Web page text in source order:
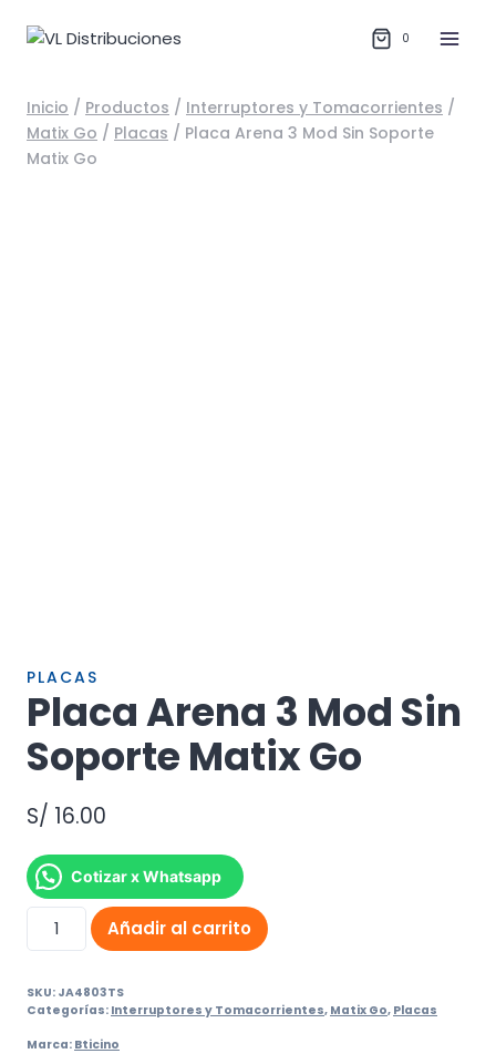
0
Inicio / Productos / Interruptores y Tomacorrientes /
Matix Go / Placas / Placa Arena 3 Mod Sin Soporte
Matix Go
PLACAS
Placa Arena 3 Mod Sin
Soporte Matix Go
S/ 16.00
Cotizar x Whatsapp
Placa
Arena
Mod
Soporte
Añadir al carrito
SKU: JA4803TS
Categorías: Interruptores y Tomacorrientes, Matix Go, Placas
Marca: Bticino